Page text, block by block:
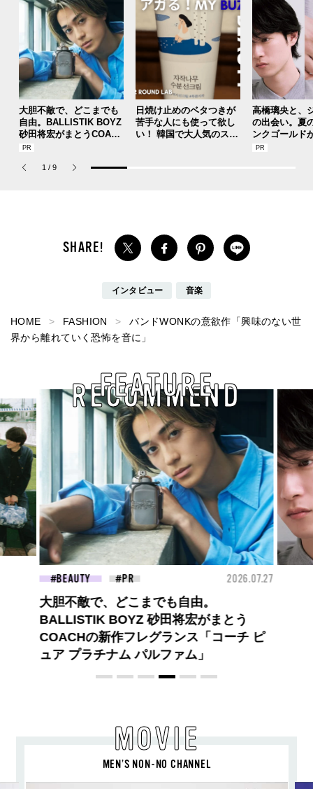
大胆不敵で、どこまでも
自由。BALLISTIK BOYZ
砂田将宏がまとうCOACH
の新作フレグランス「コ
パルファム」
日焼け止めのベタつきが
苦手な人にも使って欲し
い！ 韓国で大人気のスト
高橋璃央と、
の出会い。夏
ンクゴールド
SUMMER
1 / 9
インタビュー 音楽
HOME FASHION
バンドWONKの意欲作「興味のない世
界から離れていく恐怖を音に」
RECOMMEND
FEATURE
FASHION 2026.07.09
高橋璃央と、ジュエッテの出会い。夏の
定番、ピンクゴールドが印象的
な“SUMMER PINK”［meets Jouete!
Vol.12］
MOVIE
MEN’S NON-NO CHANNEL